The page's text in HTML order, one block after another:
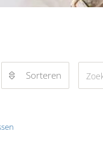
Sorteren